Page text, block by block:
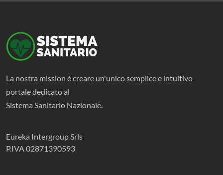
La nostra mission è creare un'unico semplice e intuitivo
portale dedicato al
Sistema Sanitario Nazionale.
Eureka Intergroup Srls
P.IVA 02871390593